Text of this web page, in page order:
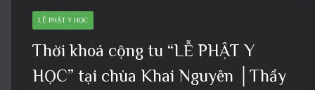
LỄ PHẬT Y HỌC
Thời khoá cộng tu “LỄ PHẬT Y
HỌC” tại chùa Khai Nguyên │Thầy